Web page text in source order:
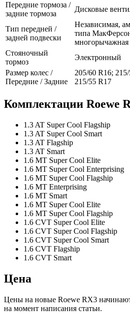
Передние тормоза /
задние тормоза
Дисковые
Тип передней /
задней подвески
Независимая,
типа
многорычажная
Стояночный
тормоз
Электронный
Размер колес /
Передние / Задние
205/60 R16;
215/55 R17
Комплектации Roewe
1.3 AT Super Cool Flagship
1.3 AT Super Cool Smart
1.3 AT Flagship
1.3 AT Smart
1.6 MT Super Cool Elite
1.6 MT Super Cool Enterprising
1.6 MT Super Cool Flagship
1.6 MT Enterprising
1.6 MT Smart
1.6 MT Super Cool Elite
1.6 MT Super Cool Flagship
1.6 CVT Super Cool Elite
1.6 CVT Super Cool Flagship
1.6 CVT Super Cool Smart
1.6 CVT Flagship
1.6 CVT Smart
Цена
Цены на новые Roewe RX3
на момент написания статьи.